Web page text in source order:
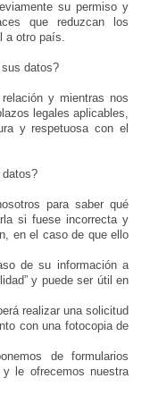
su permiso y
que reduzcan los
a otro país.
datos?
y mientras nos
legales aplicables,
y respetuosa con el
datos?
para saber qué
si fuese incorrecta y
en el caso de que ello
de su información a
y puede ser útil en
realizar una solicitud
con una fotocopia de
de formularios
le ofrecemos nuestra